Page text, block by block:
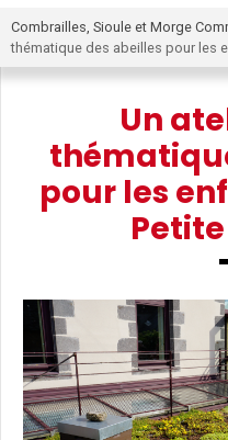
Combrailles, Sioule et Morge
thématique des abeilles pour les
Un
pour les